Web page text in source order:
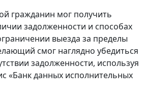
гражданин мог получить
задолженности и способах
выезда за пределы
смог наглядно убедиться
задолженности, используя
«Банк данных исполнительных